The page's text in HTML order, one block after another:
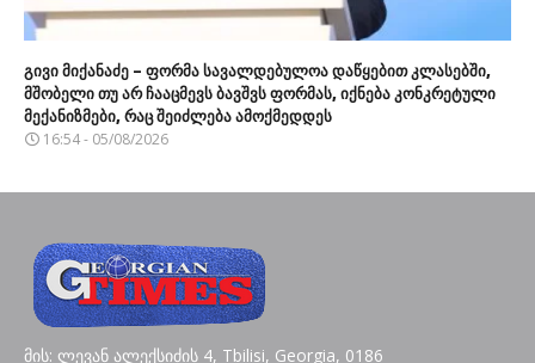
გივი მიქანაძე – ფორმა სავალდებულოა დაწყებით კლასებში,
მშობელი თუ არ ჩააცმევს ბავშვს ფორმას, იქნება კონკრეტული
მექანიზმები, რაც შეიძლება ამოქმედდეს
16:54 - 05/08/2026
მის: ლევან ალექსიძის 4, Tbilisi, Georgia, 0186